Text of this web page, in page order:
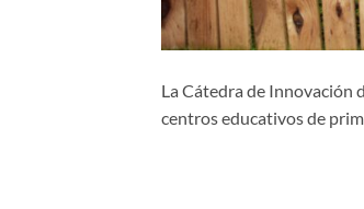
La Cátedra de Innovación
centros educativos de